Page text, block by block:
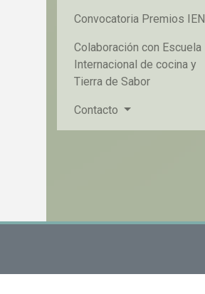
Convocatoria Premios IEN
Colaboración con Escuela
Internacional de cocina y
Tierra de Sabor
Contacto